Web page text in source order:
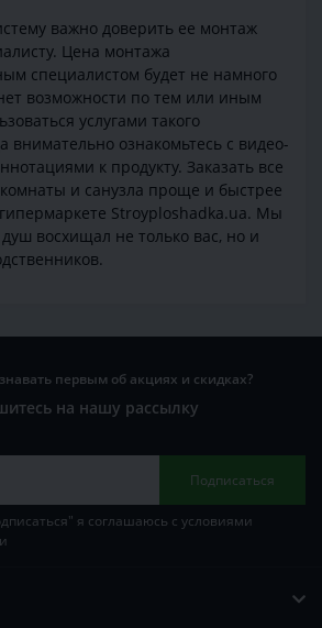
важно доверить ее монтаж
Цена монтажа
специалистом будет не намного
возможности по тем или иным
услугами такого
внимательно ознакомьтесь с видео-
к продукту. Заказать все
и санузла проще и быстрее
Stroyploshadka.ua. Мы
восхищал не только вас, но и
первым об акциях и скидках?
на нашу рассылку
Подписаться
я соглашаюсь с условиями